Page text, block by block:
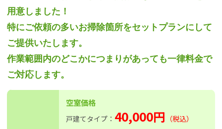
用意しました！
特にご依頼の多いお掃除箇所をセットプランにして
ご提供いたします。
作業範囲内のどこかにつまりがあっても一律料金で
ご対応します。
空室価格
戸建てタイプ： 40,000円 （税込）